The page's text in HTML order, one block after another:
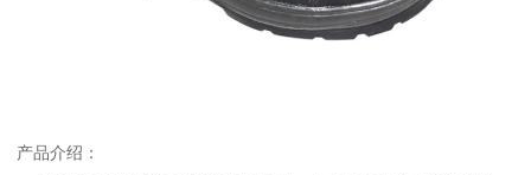
产品介绍：